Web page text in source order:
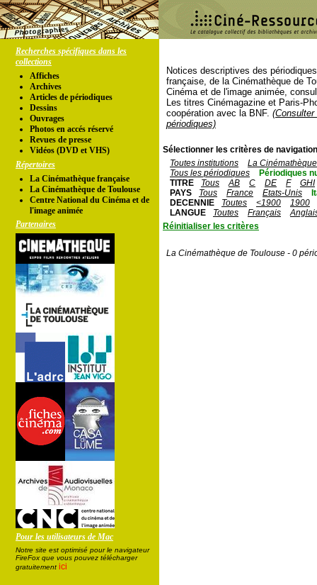
Recherches spécifiques dans les
collections
Affiches
Archives
Articles de périodiques
Dessins
Ouvrages
Photos en accés réservé
Revues de presse
Vidéos (DVD et VHS)
Répertoires
La Cinémathèque française
La Cinémathèque de Toulouse
Centre National du Cinéma et de
l'image animée
Partenaires
Pour les utilisateurs de Mac
Notre site est optimisé pour le navigateur
FireFox que vous pouvez télécharger
gratuitement ici
Notices descriptives des
française, de la Cinémathèque de
Cinéma et de l'image animée,
Les titres Cinémagazine et Paris-
coopération avec la BNF.
périodiques)
Sélectionner les critères de
Toutes institutions
La
Tous les périodiques
Périodiques
TITRE
Tous AB C DE F
GHI
PAYS
Tous France Etats-Unis
DECENNIE
Toutes <1900
1900
LANGUE
Toutes Français
Réinitialiser les critères
La Cinémathèque de Toulouse - 0